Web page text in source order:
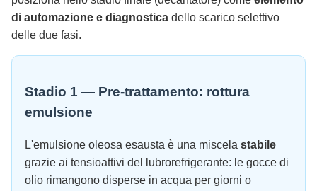
di automazione e diagnostica dello scarico selettivo
delle due fasi.
Stadio 1 — Pre-trattamento: rottura
emulsione
L'emulsione oleosa esausta è una miscela stabile
grazie ai tensioattivi del lubrorefrigerante: le gocce di
olio rimangono disperse in acqua per giorni o